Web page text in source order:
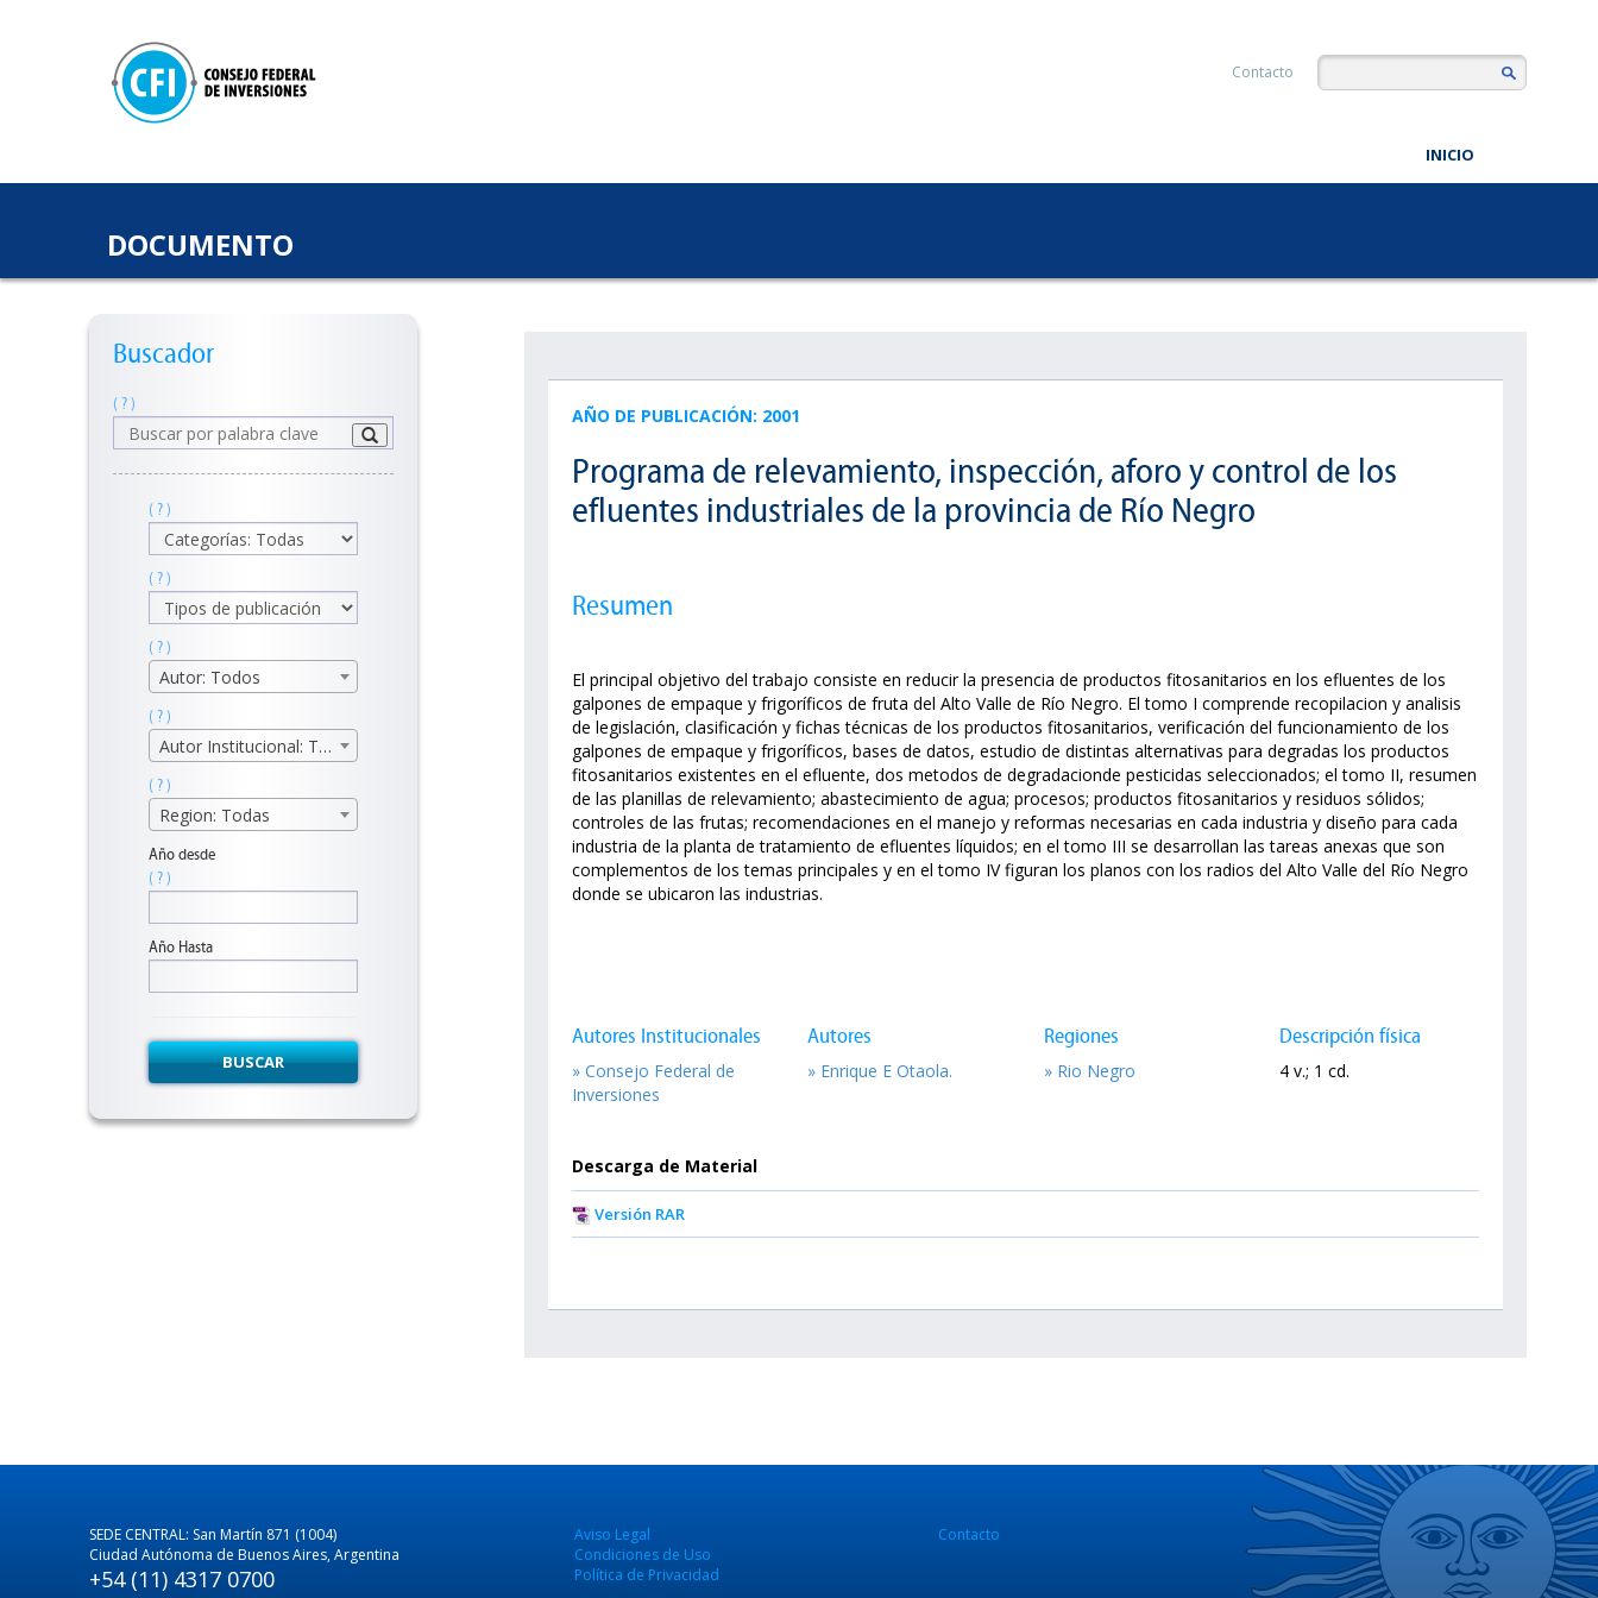
Contacto
INICIO
DOCUMENTO
Buscador
( ? )
( ? )
( ? )
( ? )
Autor: Todos
( ? )
Autor Institucional: Todos
( ? )
Region: Todas
Año desde
( ? )
Año Hasta
BUSCAR
AÑO DE PUBLICACIÓN: 2001
Programa de relevamiento, inspección, aforo y control de los
efluentes industriales de la provincia de Río Negro
Resumen
El principal objetivo del trabajo consiste en reducir la presencia de productos fitosanitarios en los efluentes de los
galpones de empaque y frigoríficos de fruta del Alto Valle de Río Negro. El tomo I comprende recopilacion y analisis
de legislación, clasificación y fichas técnicas de los productos fitosanitarios, verificación del funcionamiento de los
galpones de empaque y frigoríficos, bases de datos, estudio de distintas alternativas para degradas los productos
fitosanitarios existentes en el efluente, dos metodos de degradacionde pesticidas seleccionados; el tomo II, resumen
de las planillas de relevamiento; abastecimiento de agua; procesos; productos fitosanitarios y residuos sólidos;
controles de las frutas; recomendaciones en el manejo y reformas necesarias en cada industria y diseño para cada
industria de la planta de tratamiento de efluentes líquidos; en el tomo III se desarrollan las tareas anexas que son
complementos de los temas principales y en el tomo IV figuran los planos con los radios del Alto Valle del Río Negro
donde se ubicaron las industrias.
Autores Institucionales
» Consejo Federal de
Inversiones
Autores
» Enrique E Otaola.
Regiones
» Rio Negro
Descripción física
4 v.; 1 cd.
Descarga de Material
Versión RAR
SEDE CENTRAL: San Martín 871 (1004)
Ciudad Autónoma de Buenos Aires, Argentina
+54 (11) 4317 0700
Aviso Legal
Condiciones de Uso
Política de Privacidad
Contacto